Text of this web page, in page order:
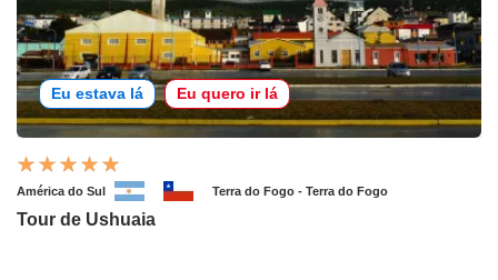
Eu estava lá Eu quero ir lá
América do Sul Terra do Fogo - Terra do Fogo
Tour de Ushuaia